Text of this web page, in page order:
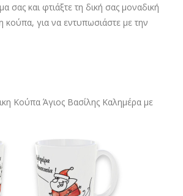
σας και φτιάξτε τη δική σας μοναδική
για να εντυπωσιάστε με την